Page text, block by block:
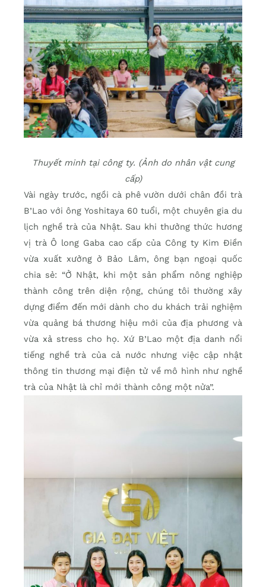
Thuyết minh tại công ty. (Ảnh do nhân vật cung
cấp)
Vài ngày trước, ngồi cà phê vườn dưới chân đồi trà
B’Lao với ông Yoshitaya 60 tuổi, một chuyên gia du
lịch nghề trà của Nhật. Sau khi thưởng thức hương
vị trà Ô long Gaba cao cấp của Công ty Kim Điền
vừa xuất xưởng ở Bảo Lâm, ông bạn ngoại quốc
chia sẻ: “Ở Nhật, khi một sản phẩm nông nghiệp
thành công trên diện rộng, chúng tôi thường xây
dựng điểm đến mới dành cho du khách trải nghiệm
vừa quảng bá thương hiệu mới của địa phương và
vừa xả stress cho họ. Xứ B’Lao một địa danh nổi
tiếng nghề trà của cả nước nhưng việc cập nhật
thông tin thương mại điện tử về mô hình như nghề
trà của Nhật là chỉ mới thành công một nửa”.